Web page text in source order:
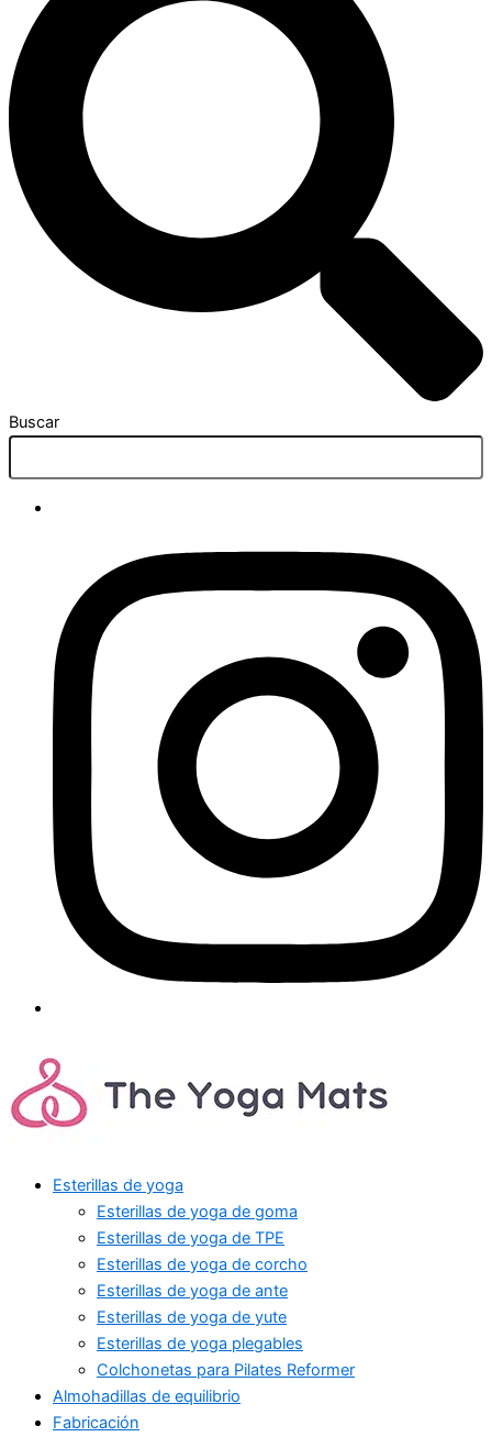
Buscar
Esterillas de yoga
Esterillas de yoga de goma
Esterillas de yoga de TPE
Esterillas de yoga de corcho
Esterillas de yoga de ante
Esterillas de yoga de yute
Esterillas de yoga plegables
Colchonetas para Pilates Reformer
Almohadillas de equilibrio
Fabricación